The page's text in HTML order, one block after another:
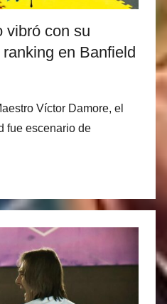
vibró con su
en Banfield
a
Víctor Damore, el
fue escenario de